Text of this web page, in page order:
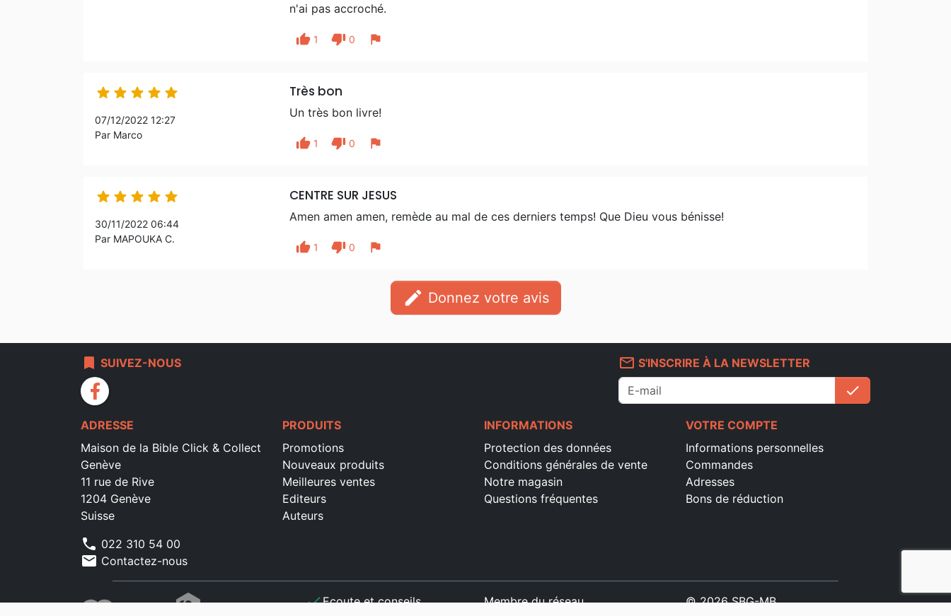
n'ai pas accroché.
thumb_up 1 thumb_down 0 flag
    
07/12/2022 12:27
Par Marco
Très bon
Un très bon livre!
thumb_up 1 thumb_down 0 flag
    
30/11/2022 06:44
Par MAPOUKA C.
CENTRE SUR JESUS
Amen amen amen, remède au mal de ces derniers temps! Que Dieu vous bénisse!
thumb_up 1 thumb_down 0 flag
edit Donnez votre avis
bookmark SUIVEZ-NOUS
facebook
mail_outline S'INSCRIRE À LA NEWSLETTER
check
ADRESSE
Maison de la Bible Click & Collect
Genève
11 rue de Rive
1204 Genève
Suisse
phone 022 310 54 00
mail Contactez-nous
PRODUITS
Promotions
Nouveaux produits
Meilleures ventes
Editeurs
Auteurs
INFORMATIONS
Protection des données
Conditions générales de vente
Notre magasin
Questions fréquentes
VOTRE COMPTE
Informations personnelles
Commandes
Adresses
Bons de réduction
checkEcoute et conseils Membre du réseau © 2026 SBG-MB